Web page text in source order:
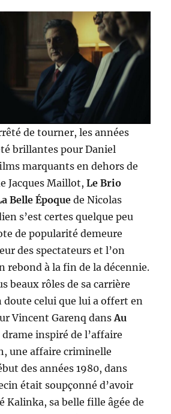
de tourner, les années
brillantes pour Daniel
marquants en dehors de
Jacques Maillot,Le Brio
Belle Époquede Nicolas
s’est certes quelque peu
de popularité demeure
des spectateurs et l’on
rebond à la fin de la décennie.
beaux rôles de sa carrière
doute celui que lui a offert en
Vincent Garenq dansAu
drame inspiré de l’affaire
une affaire criminelle
des années 1980, dans
était soupçonné d’avoir
Kalinka, sa belle fille âgée de